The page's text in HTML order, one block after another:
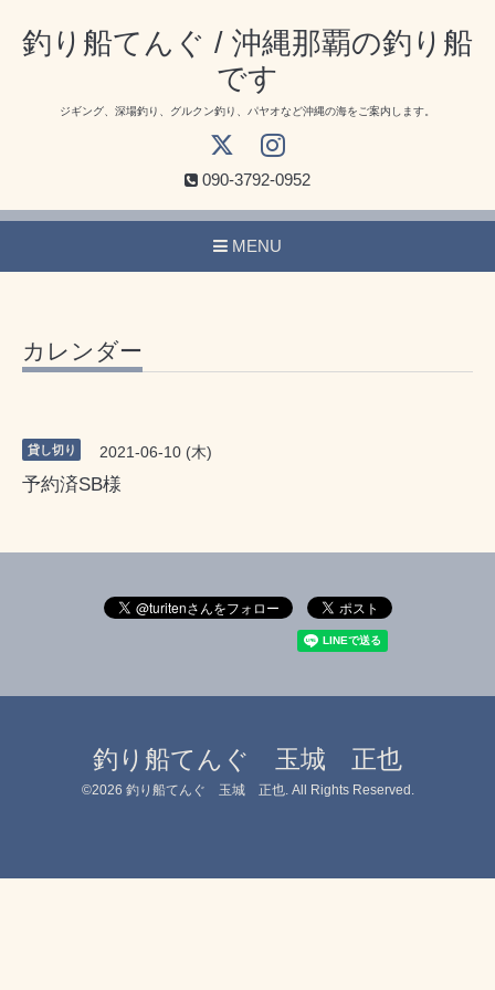
釣り船てんぐ / 沖縄那覇の釣り船
です
ジギング、深場釣り、グルクン釣り、パヤオなど沖縄の海をご案内します。
090-3792-0952
MENU
カレンダー
貸し切り 2021-06-10 (木)
予約済SB様
釣り船てんぐ 玉城 正也
©2026 釣り船てんぐ 玉城 正也. All Rights Reserved.